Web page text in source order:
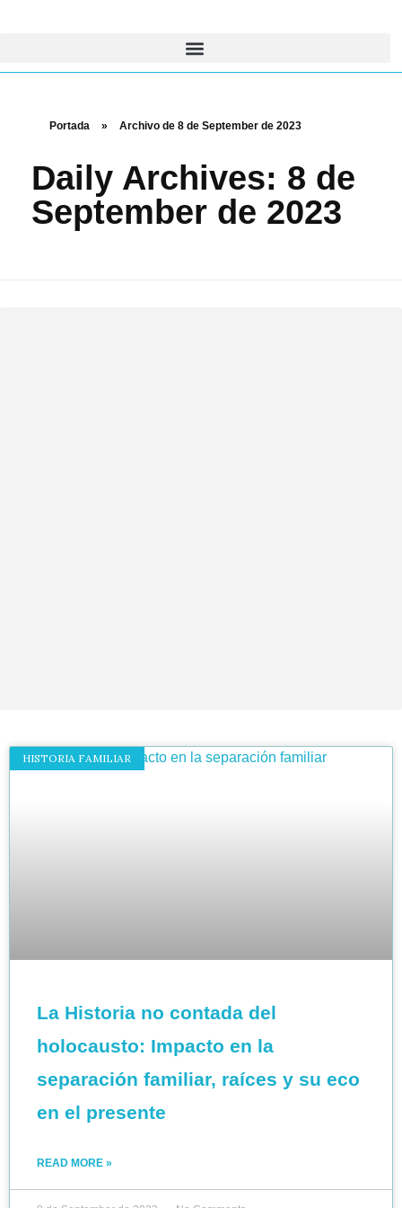
Portada » Archivo de 8 de September de 2023
Daily Archives: 8 de
September de 2023
HISTORIA FAMILIAR
La Historia no contada del
holocausto: Impacto en la
separación familiar, raíces y su eco
en el presente
READ MORE »